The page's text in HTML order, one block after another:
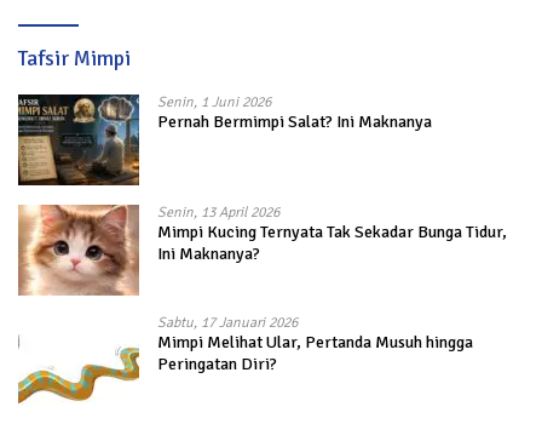
Tafsir Mimpi
Senin, 1 Juni 2026
Pernah Bermimpi Salat? Ini Maknanya
Senin, 13 April 2026
Mimpi Kucing Ternyata Tak Sekadar Bunga Tidur,
Ini Maknanya?
Sabtu, 17 Januari 2026
Mimpi Melihat Ular, Pertanda Musuh hingga
Peringatan Diri?